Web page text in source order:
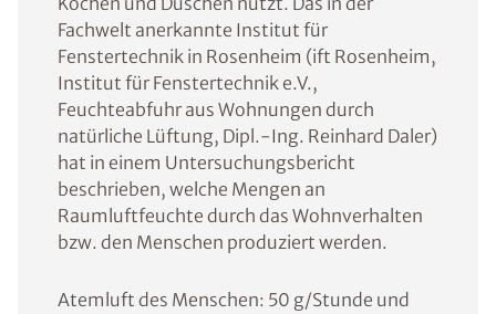
Fachwelt anerkannte Institut für
Fenstertechnik in Rosenheim (ift Rosenheim,
Institut für Fenstertechnik e.V.,
Feuchteabfuhr aus Wohnungen durch
natürliche Lüftung, Dipl.-Ing. Reinhard Daler)
hat in einem Untersuchungsbericht
beschrieben, welche Mengen an
Raumluftfeuchte durch das Wohnverhalten
bzw. den Menschen produziert werden.
Atemluft des Menschen: 50 g/Stunde und